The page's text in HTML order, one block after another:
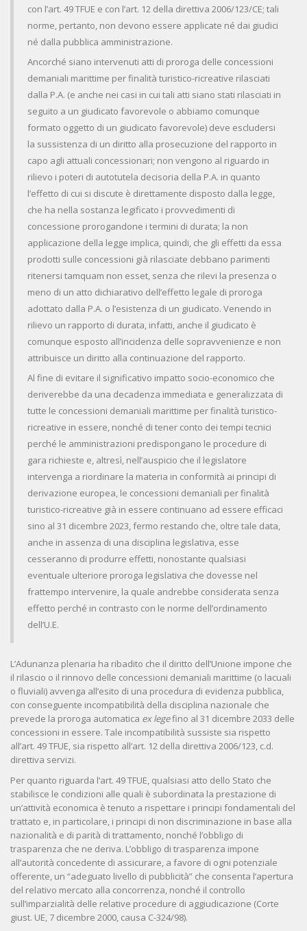
con l’art. 49 TFUE e con l’art. 12 della direttiva 2006/123/CE; tali
norme, pertanto, non devono essere applicate né dai giudici
né dalla pubblica amministrazione.
Ancorché siano intervenuti atti di proroga delle concessioni
demaniali marittime per finalità turistico-ricreative rilasciati
dalla P.A. (e anche nei casi in cui tali atti siano stati rilasciati in
seguito a un giudicato favorevole o abbiamo comunque
formato oggetto di un giudicato favorevole) deve escludersi
la sussistenza di un diritto alla prosecuzione del rapporto in
capo agli attuali concessionari; non vengono al riguardo in
rilievo i poteri di autotutela decisoria della P.A. in quanto
l’effetto di cui si discute è direttamente disposto dalla legge,
che ha nella sostanza legificato i provvedimenti di
concessione prorogandone i termini di durata; la non
applicazione della legge implica, quindi, che gli effetti da essa
prodotti sulle concessioni già rilasciate debbano parimenti
ritenersi tamquam non esset, senza che rilevi la presenza o
meno di un atto dichiarativo dell’effetto legale di proroga
adottato dalla P.A. o l’esistenza di un giudicato. Venendo in
rilievo un rapporto di durata, infatti, anche il giudicato è
comunque esposto all’incidenza delle sopravvenienze e non
attribuisce un diritto alla continuazione del rapporto.
Al fine di evitare il significativo impatto socio-economico che
deriverebbe da una decadenza immediata e generalizzata di
tutte le concessioni demaniali marittime per finalità turistico-
ricreative in essere, nonché di tener conto dei tempi tecnici
perché le amministrazioni predispongano le procedure di
gara richieste e, altresì, nell’auspicio che il legislatore
intervenga a riordinare la materia in conformità ai principi di
derivazione europea, le concessioni demaniali per finalità
turistico-ricreative già in essere continuano ad essere efficaci
sino al 31 dicembre 2023, fermo restando che, oltre tale data,
anche in assenza di una disciplina legislativa, esse
cesseranno di produrre effetti, nonostante qualsiasi
eventuale ulteriore proroga legislativa che dovesse nel
frattempo intervenire, la quale andrebbe considerata senza
effetto perché in contrasto con le norme dell’ordinamento
dell’U.E.
L’Adunanza plenaria ha ribadito che il diritto dell’Unione impone che
il rilascio o il rinnovo delle concessioni demaniali marittime (o lacuali
o fluviali) avvenga all’esito di una procedura di evidenza pubblica,
con conseguente incompatibilità della disciplina nazionale che
prevede la proroga automatica ex legefino al 31 dicembre 2033 delle
concessioni in essere. Tale incompatibilità sussiste sia rispetto
all’art. 49 TFUE, sia rispetto all’art. 12 della direttiva 2006/123, c.d.
direttiva servizi.
Per quanto riguarda l’art. 49 TFUE, qualsiasi atto dello Stato che
stabilisce le condizioni alle quali è subordinata la prestazione di
un’attività economica è tenuto a rispettare i principi fondamentali del
trattato e, in particolare, i principi di non discriminazione in base alla
nazionalità e di parità di trattamento, nonché l’obbligo di
trasparenza che ne deriva. L’obbligo di trasparenza impone
all’autorità concedente di assicurare, a favore di ogni potenziale
offerente, un “adeguato livello di pubblicità” che consenta l’apertura
del relativo mercato alla concorrenza, nonché il controllo
sull’imparzialità delle relative procedure di aggiudicazione (Corte
giust. UE, 7 dicembre 2000, causa C-324/98).